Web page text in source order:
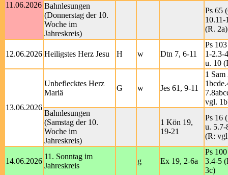
11.06.2026 Bahnlesungen
(Donnerstag der 10.
Woche im
Jahreskreis)
Ps 65
10.11-
(R. 2a)
12.06.2026 Heiligstes Herz Jesu H w Dtn 7, 6-11
Ps
1-2.3-
u. 10
13.06.2026
Unbeflecktes Herz
Mariä
G w Jes 61, 9-11
1 Sam
vgl.
Bahnlesungen
(Samstag der 10.
Woche im
Jahreskreis)
1 Kön 19,
19-21
Ps 16
u. 5.7-
(R:
14.06.2026
11. Sonntag im
Jahreskreis
g Ex 19, 2-6a
Ps
3.4-5
3c)